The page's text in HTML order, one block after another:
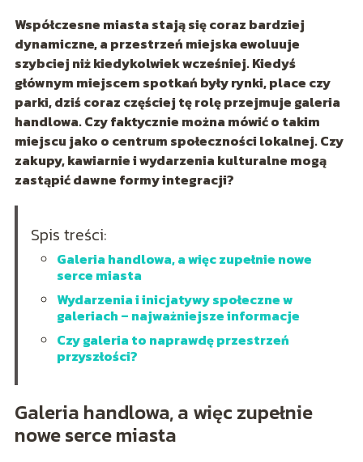
Współczesne miasta stają się coraz bardziej
dynamiczne, a przestrzeń miejska ewoluuje
szybciej niż kiedykolwiek wcześniej. Kiedyś
głównym miejscem spotkań były rynki, place czy
parki, dziś coraz częściej tę rolę przejmuje galeria
handlowa. Czy faktycznie można mówić o takim
miejscu jako o centrum społeczności lokalnej. Czy
zakupy, kawiarnie i wydarzenia kulturalne mogą
zastąpić dawne formy integracji?
Spis treści:
Galeria handlowa, a więc zupełnie nowe
serce miasta
Wydarzenia i inicjatywy społeczne w
galeriach – najważniejsze informacje
Czy galeria to naprawdę przestrzeń
przyszłości?
Galeria handlowa, a więc zupełnie
nowe serce miasta